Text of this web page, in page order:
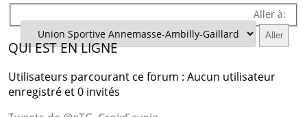
Aller à:
QUI EST EN LIGNE
Utilisateurs parcourant ce forum : Aucun utilisateur
enregistré et 0 invités